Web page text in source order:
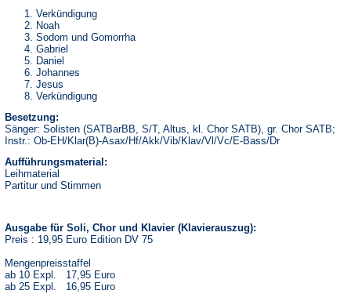
Verkündigung
Noah
Sodom und Gomorrha
Gabriel
Daniel
Johannes
Jesus
Verkündigung
Besetzung:
Sänger: Solisten (SATBarBB, S/T, Altus, kl. Chor SATB), gr. Chor SATB;
Instr.: Ob-EH/Klar(B)-Asax/Hf/Akk/Vib/Klav/Vl/Vc/E-Bass/Dr
Aufführungsmaterial:
Leihmaterial
Partitur und Stimmen
Ausgabe für Soli, Chor und Klavier (Klavierauszug):
Preis : 19,95 Euro Edition DV 75
Mengenpreisstaffel
ab 10 Expl. 17,95 Euro
ab 25 Expl. 16,95 Euro